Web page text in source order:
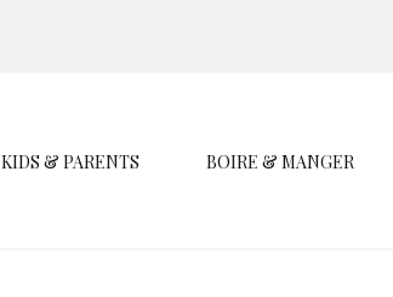
KIDS & PARENTS BOIRE & MANGER